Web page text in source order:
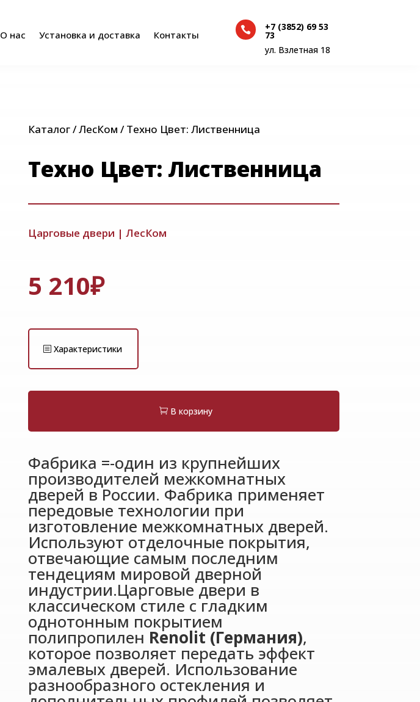
О нас Установка и доставка Контакты  +7 (3852) 69 53
73
ул. Взлетная 18

73
Каталог/ЛесКом / Техно Цвет: Лиственница
Техно Цвет: Лиственница
Царговые двери | ЛесКом
5 210₽
Характеристики
В корзину
Фабрика =-один из крупнейших
производителей межкомнатных
дверей в России. Фабрика применяет
передовые технологии при
изготовление межкомнатных дверей.
Используют отделочные покрытия,
отвечающие самым последним
тендециям мировой дверной
индустрии.Царговые двери в
классическом стиле с гладким
однотонным покрытием
полипропилен Renolit (Германия),
которое позволяет передать эффект
эмалевых дверей. Использование
разнообразного остекления и